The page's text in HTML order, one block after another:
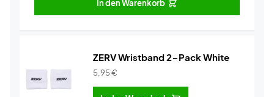
In den Warenkorb
ZERV Wristband 2-Pack White
5,95€